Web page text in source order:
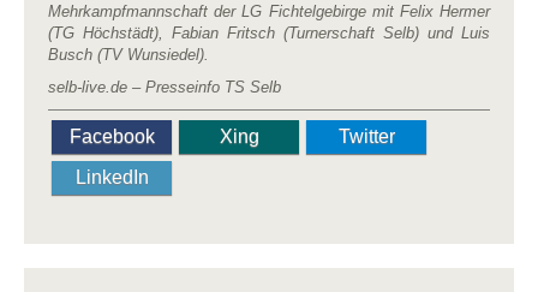
Mehrkampfmannschaft der LG Fichtelgebirge mit Felix Hermer
(TG Höchstädt), Fabian Fritsch (Turnerschaft Selb) und Luis
Busch (TV Wunsiedel).
selb-live.de – Presseinfo TS Selb
Facebook Xing
Twitter
LinkedIn